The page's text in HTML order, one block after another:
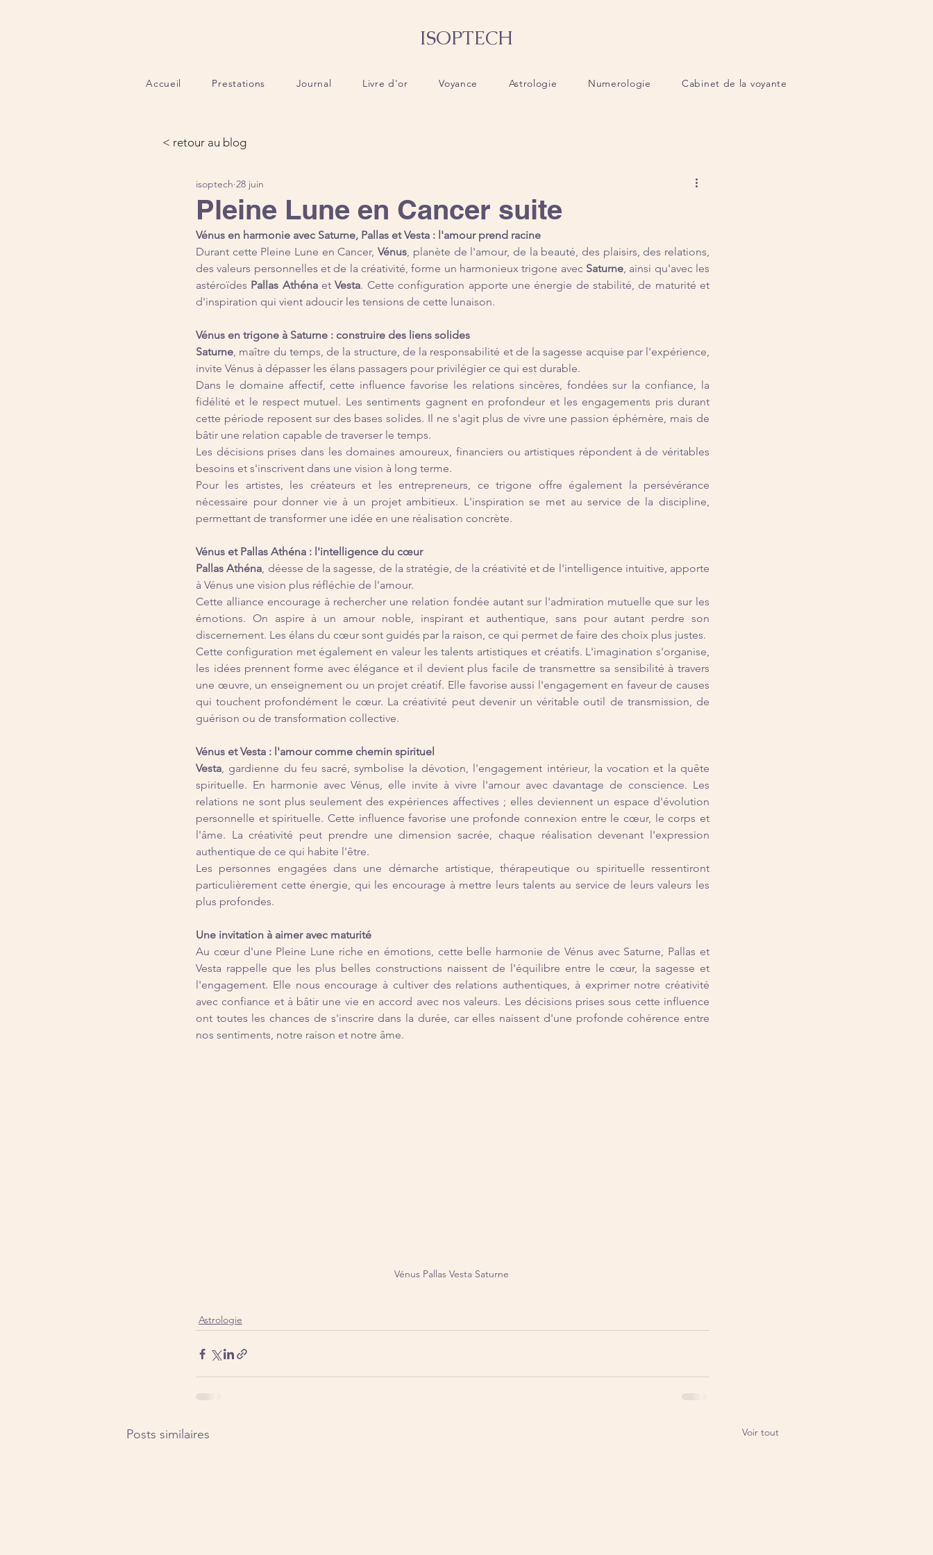
ISOPTECH
Accueil Prestations Journal Livre d'or Voyance Astrologie Numerologie Cabinet de la voyante
< retour au blog
Pleine Lune en Cancer suite
isoptech 28 juin
Vénus en harmonie avec Saturne, Pallas et Vesta : l'amour prend racine
Durant cette Pleine Lune en Cancer, Vénus, planète de l'amour, de la beauté, des plaisirs, des relations,
des valeurs personnelles et de la créativité, forme un harmonieux trigone avec Saturne, ainsi qu'avec les
astéroïdes Pallas Athéna et Vesta. Cette configuration apporte une énergie de stabilité, de maturité et
d'inspiration qui vient adoucir les tensions de cette lunaison.
Vénus en trigone à Saturne : construire des liens solides
Saturne, maître du temps, de la structure, de la responsabilité et de la sagesse acquise par l'expérience,
invite Vénus à dépasser les élans passagers pour privilégier ce qui est durable.
Dans le domaine affectif, cette influence favorise les relations sincères, fondées sur la confiance, la
fidélité et le respect mutuel. Les sentiments gagnent en profondeur et les engagements pris durant
cette période reposent sur des bases solides. Il ne s'agit plus de vivre une passion éphémère, mais de
bâtir une relation capable de traverser le temps.
Les décisions prises dans les domaines amoureux, financiers ou artistiques répondent à de véritables
besoins et s'inscrivent dans une vision à long terme.
Pour les artistes, les créateurs et les entrepreneurs, ce trigone offre également la persévérance
nécessaire pour donner vie à un projet ambitieux. L'inspiration se met au service de la discipline,
permettant de transformer une idée en une réalisation concrète.
Vénus et Pallas Athéna : l'intelligence du cœur
Pallas Athéna, déesse de la sagesse, de la stratégie, de la créativité et de l'intelligence intuitive, apporte
à Vénus une vision plus réfléchie de l'amour.
Cette alliance encourage à rechercher une relation fondée autant sur l'admiration mutuelle que sur les
émotions. On aspire à un amour noble, inspirant et authentique, sans pour autant perdre son
discernement. Les élans du cœur sont guidés par la raison, ce qui permet de faire des choix plus justes.
Cette configuration met également en valeur les talents artistiques et créatifs. L'imagination s'organise,
les idées prennent forme avec élégance et il devient plus facile de transmettre sa sensibilité à travers
une œuvre, un enseignement ou un projet créatif. Elle favorise aussi l'engagement en faveur de causes
qui touchent profondément le cœur. La créativité peut devenir un véritable outil de transmission, de
guérison ou de transformation collective.
Vénus et Vesta : l'amour comme chemin spirituel
Vesta, gardienne du feu sacré, symbolise la dévotion, l'engagement intérieur, la vocation et la quête
spirituelle. En harmonie avec Vénus, elle invite à vivre l'amour avec davantage de conscience. Les
relations ne sont plus seulement des expériences affectives ; elles deviennent un espace d'évolution
personnelle et spirituelle. Cette influence favorise une profonde connexion entre le cœur, le corps et
l'âme. La créativité peut prendre une dimension sacrée, chaque réalisation devenant l'expression
authentique de ce qui habite l'être.
Les personnes engagées dans une démarche artistique, thérapeutique ou spirituelle ressentiront
particulièrement cette énergie, qui les encourage à mettre leurs talents au service de leurs valeurs les
plus profondes.
Une invitation à aimer avec maturité
Au cœur d'une Pleine Lune riche en émotions, cette belle harmonie de Vénus avec Saturne, Pallas et
Vesta rappelle que les plus belles constructions naissent de l'équilibre entre le cœur, la sagesse et
l'engagement. Elle nous encourage à cultiver des relations authentiques, à exprimer notre créativité
avec confiance et à bâtir une vie en accord avec nos valeurs. Les décisions prises sous cette influence
ont toutes les chances de s'inscrire dans la durée, car elles naissent d'une profonde cohérence entre
nos sentiments, notre raison et notre âme.
Vénus Pallas Vesta Saturne
Astrologie
Posts similaires Voir tout